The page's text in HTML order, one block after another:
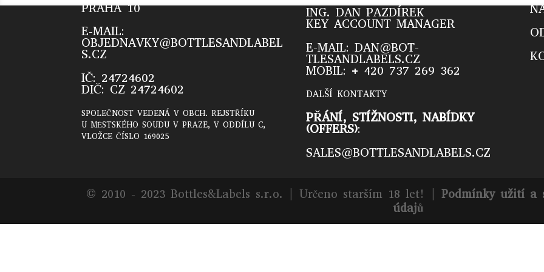
PRAHA 10
E-MAIL:
OBJEDNAVKY@BOTTLESANDLABEL
S.CZ
IČ: 24724602
DIČ: CZ 24724602
SPOLEČNOST VEDENÁ V OBCH. REJSTŘÍKU
U MĚSTSKÉHO SOUDU V PRAZE, V ODDÍLU C,
VLOŽCE ČÍSLO 169025
ING. DAN PAZDÍREK
KEY ACCOUNT MANAGER
E-MAIL: DAN@BOT­
TLESANDLABELS­.CZ
MOBIL: + 420 737 269 362
DALŠÍ KONTAKTY
PŘÁNÍ, STÍŽNOSTI, NABÍDKY
(OFFERS):
SALES@BOT­TLESANDLABELS­.CZ
© 2010 - 2023 Bottles&Labels s.r.o. | Určeno starším 18 let! | Podmínky užití a
údajů